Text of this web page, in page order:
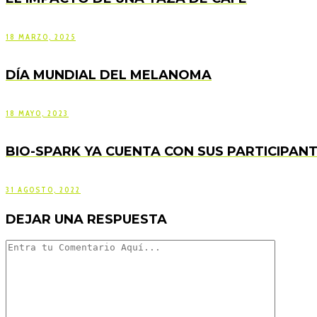
18 MARZO, 2025
DÍA MUNDIAL DEL MELANOMA
18 MAYO, 2023
BIO-SPARK YA CUENTA CON SUS
31 AGOSTO, 2022
DEJAR UNA RESPUESTA